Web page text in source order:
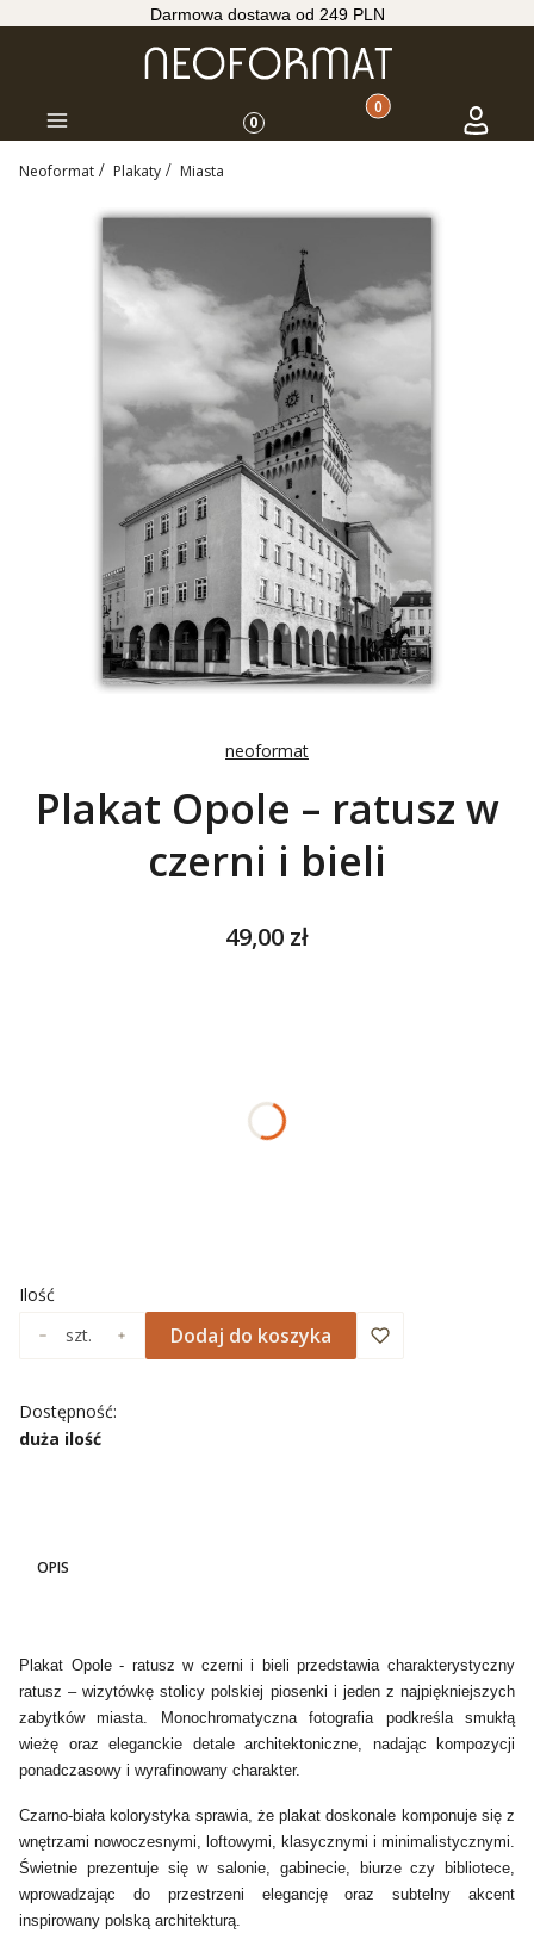
Darmowa dostawa od 249 PLN
Menu 0 Produkty w koszyku:
Koszyk Zaloguj
Neoformat Plakaty Miasta
neoformat
Plakat Opole – ratusz w
czerni i bieli
Cena
49,00 zł
Ilość
szt.
Dodaj do koszyka
Dostępność:
duża ilość
OPIS
Plakat Opole - ratusz w czerni i bieli przedstawia charakterystyczny
ratusz – wizytówkę stolicy polskiej piosenki i jeden z najpiękniejszych
zabytków miasta. Monochromatyczna fotografia podkreśla smukłą
wieżę oraz eleganckie detale architektoniczne, nadając kompozycji
ponadczasowy i wyrafinowany charakter.
Czarno-biała kolorystyka sprawia, że plakat doskonale komponuje się z
wnętrzami nowoczesnymi, loftowymi, klasycznymi i minimalistycznymi.
Świetnie prezentuje się w salonie, gabinecie, biurze czy bibliotece,
wprowadzając do przestrzeni elegancję oraz subtelny akcent
inspirowany polską architekturą.